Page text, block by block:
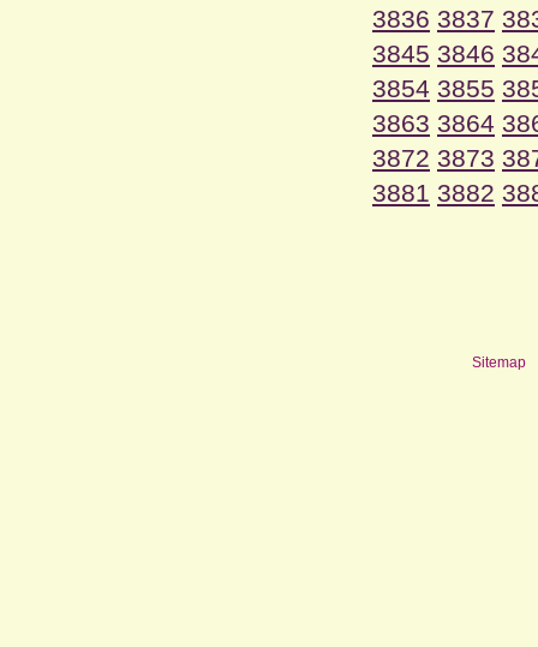
3836 3837
3845 3846
3854 3855
3863 3864
3872 3873
3881 3882
Sitemap